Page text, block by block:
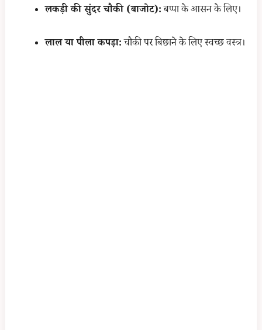
लकड़ी की सुंदर चौकी (बाजोट):बप्पा के आसन के लिए।
लाल या पीला कपड़ा:चौकी पर बिछाने के लिए स्वच्छ वस्त्र।